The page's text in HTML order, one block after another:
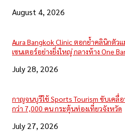
August 4, 2026
Aura Bangkok Clinic ตอกย้ำคลินิกตัว
เซนเตอร์อย่างยิ่งใหญ่ กลางห้าง One
July 28, 2026
กาญจนบุรีใช้ Sports Tourism ขับเคลื่
กว่า 7,000 คน กระตุ้นท่องเที่ยวจังหวัด
July 27, 2026